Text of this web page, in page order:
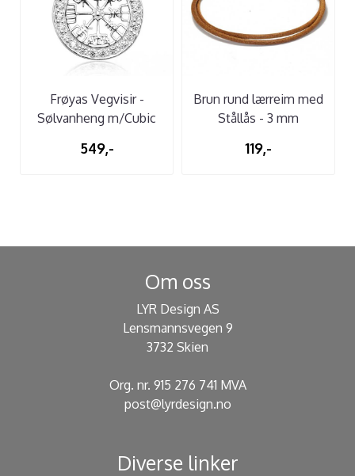
Frøyas Vegvisir -
Sølvanheng m/Cubic
549,-
Brun rund lærreim med
Stållås - 3 mm
119,-
Om oss
LYR Design AS
Lensmannsvegen 9
3732 Skien
Org. nr. 915 276 741 MVA
post@lyrdesign.no
Diverse linker